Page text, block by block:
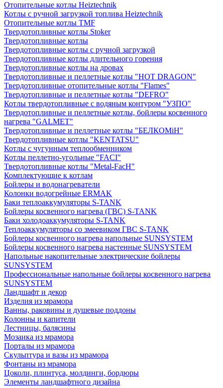
Отопительные котлы Heiztechnik
Котлы с ручной загрузкой топлива Heiztechnik
Отопительные котлы TMF
Твердотопливные котлы Stoker
Твердотопливные котлы
Твердотопливные котлы с ручной загрузкой
Твердотопливные котлы длительного горения
Твердотопливные котлы на дровах
Твердотопливные и пеллетные котлы "HOT DRAGON"
Твердотопливные отопительные котлы "Flames"
Твердотопливные и пеллетные котлы "DEFRO"
Котлы твердотопливные с водяным контуром "УЗПО"
Твердотопливные и пеллетные котлы, бойлеры косвенного
нагрева "GALMET"
Твердотопливные и пеллетные котлы "БЕЛКОМiН"
Твердотопливные котлы "KENTATSU"
Котлы с чугунным теплообменником
Котлы пеллетно-угольные "FACI"
Твердотопливные котлы "Metal-FacH"
Комплектующие к котлам
Бойлеры и водонагреватели
Колонки водогрейные ERMAK
Баки теплоаккумуляторы S-TANK
Бойлеры косвенного нагрева (ГВС) S-TANK
Баки холодоаккумуляторы S-TANK
Теплоаккумуляторы со змеевиком ГВС S-TANK
Бойлеры косвенного нагрева напольные SUNSYSTEM
Бойлеры косвенного нагрева настенные SUNSYSTEM
Напольные накопительные электрические бойлеры
SUNSYSTEM
Профессиональные напольные бойлеры косвенного нагрева
SUNSYSTEM
Ландшафт и декор
Изделия из мрамора
Ванны, раковины и душевые поддоны
Колонны и капители
Лестницы, балясины
Мозаика из мрамора
Порталы из мрамора
Скульптура и вазы из мрамора
Фонтаны из мрамора
Цоколи, плинтуса, молдинги, бордюры
Элементы ландшафтного дизайна